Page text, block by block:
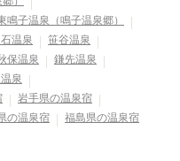
鳴子温泉（鳴子温泉郷）
温泉
笹谷温泉
保温泉
鎌先温泉
泉
岩手県の温泉宿
の温泉宿 福島県の温泉宿